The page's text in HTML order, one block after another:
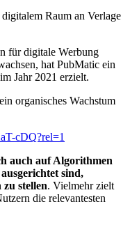
Raum an Verlage
für digitale Werbung
hat PubMatic ein
Jahr 2021 erzielt.
organisches Wachstum
cDQ?rel=1
auch auf Algorithmen
sind,
stellen. Vielmehr zielt
die relevantesten